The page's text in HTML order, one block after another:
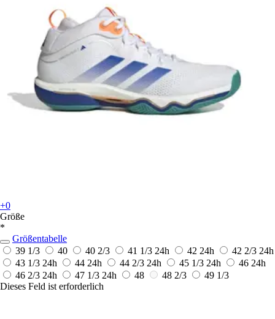
+0
Größe
*
Größentabelle
39 1/3
40 40 2/3 41 1/3 24h 42 24h 42 2/3 24h
43 1/3 24h 44 24h 44 2/3 24h 45 1/3 24h 46 24h
46 2/3 24h 47 1/3 24h 48 48 2/3
49 1/3
Dieses Feld ist erforderlich